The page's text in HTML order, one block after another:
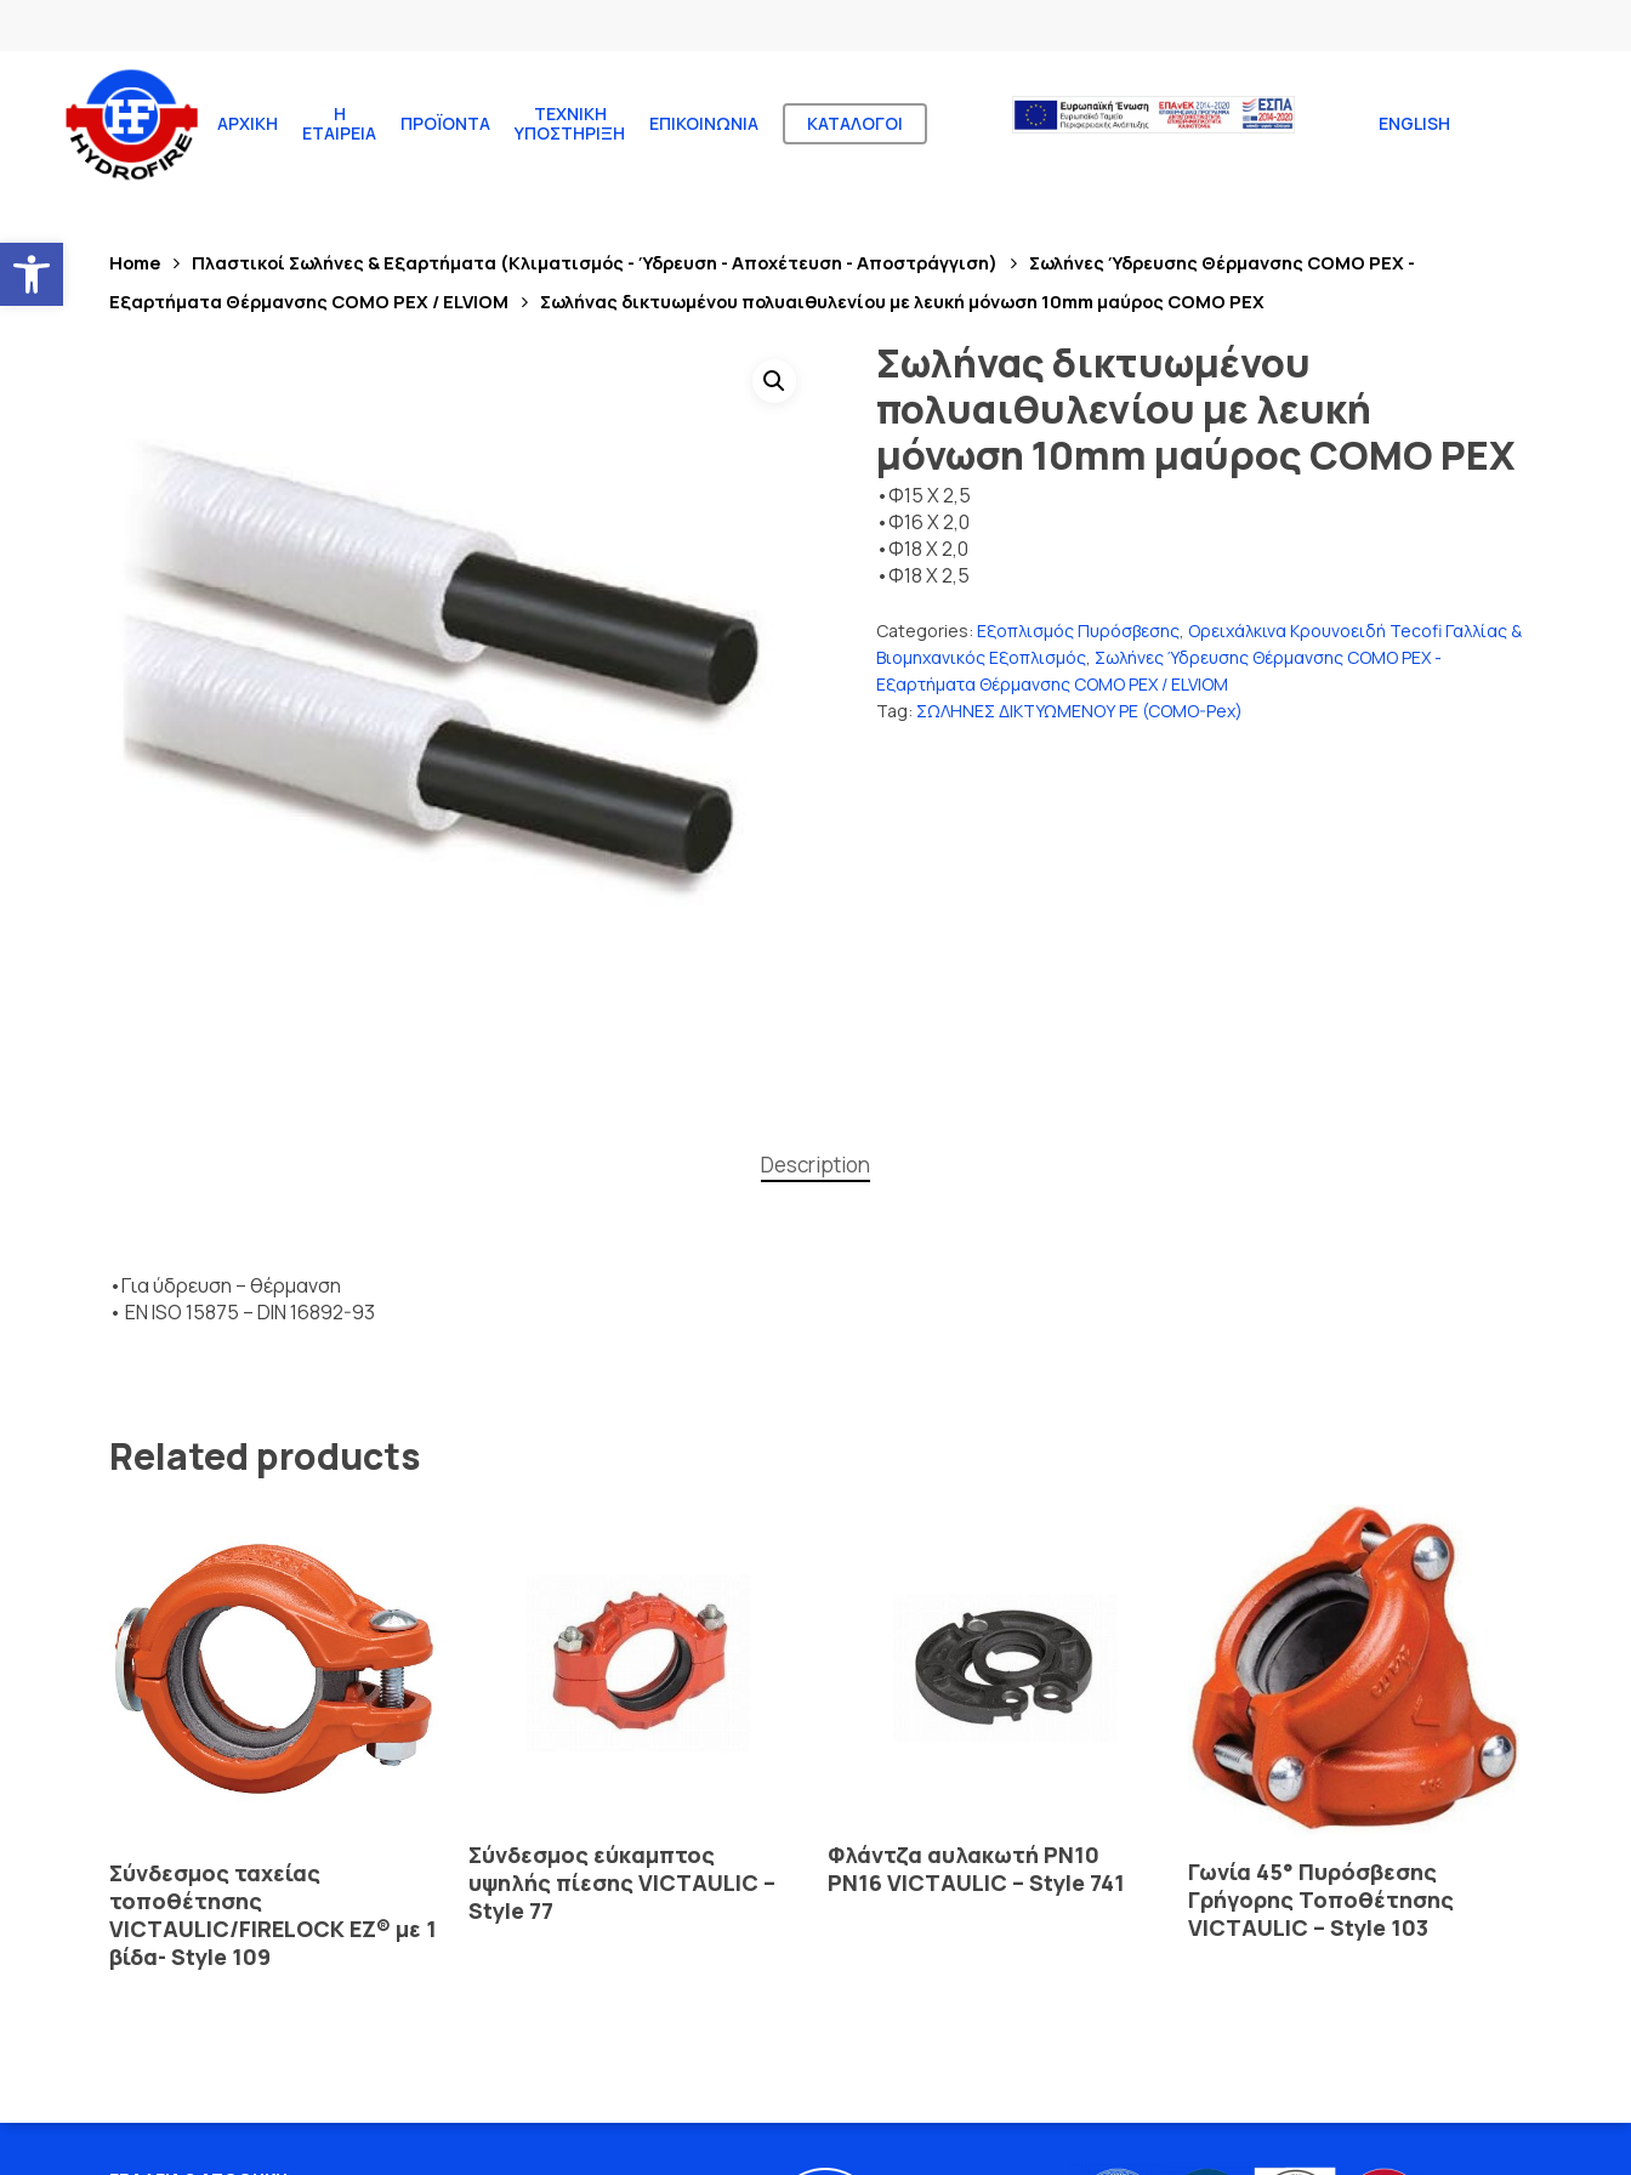
Ανοίξτε τη γραμμή εργαλείων
ΑΡΧΙΚΉ
Η
ΕΤΑΙΡΕΊΑ
ΠΡΟΪΌΝΤΑ
ΤΕΧΝΙΚΉ
ΥΠΟΣΤΉΡΙΞΗ
ΕΠΙΚΟΙΝΩΝΊΑ ΚΑΤΆΛΟΓΟΙ ENGLISH
Home Πλαστικοί Σωλήνες & Εξαρτήματα (Κλιματισμός - Ύδρευση - Αποχέτευση - Αποστράγγιση)
Σωλήνες Ύδρευσης Θέρμανσης COMO PEX -
Εξαρτήματα Θέρμανσης COMO PEX / ELVIOM
Σωλήνας δικτυωμένου πολυαιθυλενίου με λευκή μόνωση 10mm μαύρος COMO PEX
Σωλήνας δικτυωμένου
πολυαιθυλενίου με λευκή
μόνωση 10mm μαύρος COMO PEX
•Φ15 Χ 2,5
•Φ16 Χ 2,0
•Φ18 Χ 2,0
•Φ18 Χ 2,5
Categories: Εξοπλισμός Πυρόσβεσης, Ορειχάλκινα Κρουνοειδή Tecofi Γαλλίας &
Βιομηχανικός Εξοπλισμός, Σωλήνες Ύδρευσης Θέρμανσης COMO PEX -
Εξαρτήματα Θέρμανσης COMO PEX / ELVIOM
Tag: ΣΩΛΗΝΕΣ ΔΙΚΤΥΩΜΕΝΟΥ PE (COMO-Pex)
Description
•Για ύδρευση – θέρμανση
• EN ISO 15875 – DIN 16892-93
Related products
Σύνδεσμος ταχείας
τοποθέτησης
VICTAULIC/FIRELOCK EZ® με 1
βίδα- Style 109
Read More
Σύνδεσμος εύκαμπτος
υψηλής πίεσης VICTAULIC –
Style 77
Φλάντζα αυλακωτή PN10
PN16 VICTAULIC – Style 741
Read More
Γωνία 45° Πυρόσβεσης
Γρήγορης Τοποθέτησης
VICTAULIC – Style 103